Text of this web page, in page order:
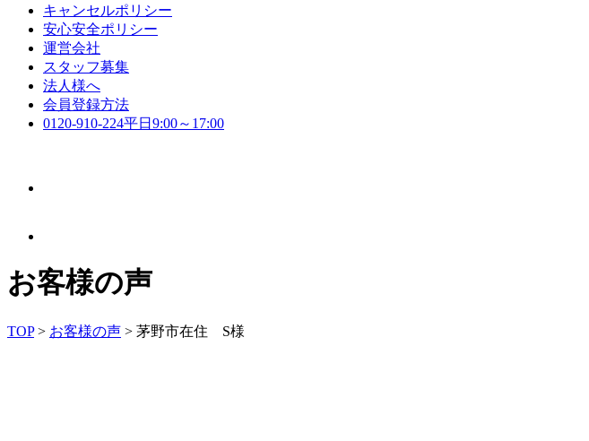
キャンセルポリシー
安心安全ポリシー
運営会社
スタッフ募集
法人様へ
会員登録方法
0120-910-224平日9:00～17:00
お客様の声
TOP> お客様の声 > 茅野市在住 S様